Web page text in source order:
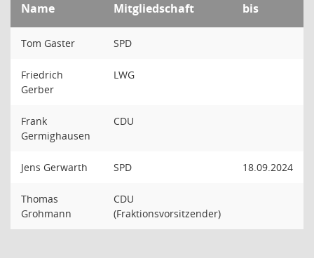
Name Mitgliedschaft bis
Tom Gaster SPD
Friedrich
Gerber
LWG
Frank
Germighausen
CDU
Jens Gerwarth SPD 18.09.2024
Thomas
Grohmann
CDU
(Fraktionsvorsitzender)